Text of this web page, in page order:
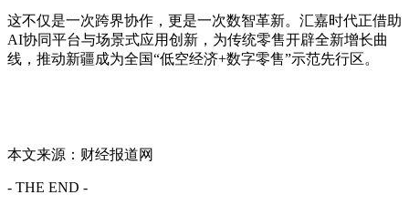
这不仅是一次跨界协作，更是一次数智革新。汇嘉时代正借助
AI协同平台与场景式应用创新，为传统零售开辟全新增长曲
线，推动新疆成为全国“低空经济+数字零售”示范先行区。
本文来源：财经报道网
- THE END -